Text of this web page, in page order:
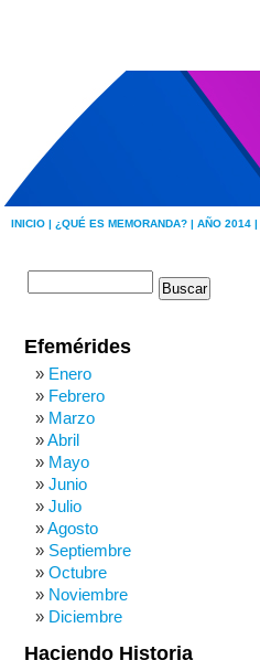
INICIO | ¿QUÉ ES MEMORANDA? | AÑO 2014 |
Efemérides
Enero
Febrero
Marzo
Abril
Mayo
Junio
Julio
Agosto
Septiembre
Octubre
Noviembre
Diciembre
Haciendo Historia